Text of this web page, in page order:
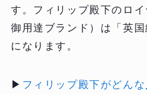
す。フィリップ殿下のロ
御用達ブランド）は「英
になります。
▶ フィリップ殿下がどん